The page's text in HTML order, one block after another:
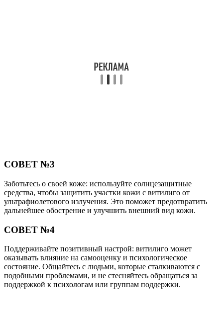
СОВЕТ №3
Заботьтесь о своей коже: используйте солнцезащитные
средства, чтобы защитить участки кожи с витилиго от
ультрафиолетового излучения. Это поможет предотвратить
дальнейшее обострение и улучшить внешний вид кожи.
СОВЕТ №4
Поддерживайте позитивный настрой: витилиго может
оказывать влияние на самооценку и психологическое
состояние. Общайтесь с людьми, которые сталкиваются с
подобными проблемами, и не стесняйтесь обращаться за
поддержкой к психологам или группам поддержки.